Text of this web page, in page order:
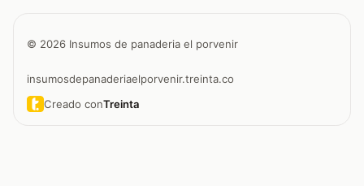
© 2026 Insumos de panaderia el porvenir
insumosdepanaderiaelporvenir.treinta.co
Creado conTreinta